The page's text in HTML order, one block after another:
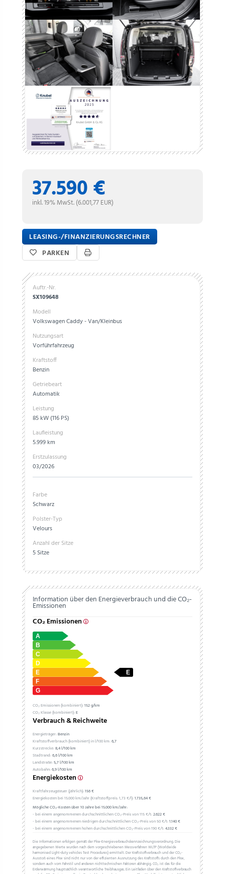
37.590 €
inkl. 19% MwSt. (6.001,77 EUR)
LEASING-/FINANZIERUNGSRECHNER
PARKEN
Auftr.-Nr.
SX109648
Modell
Volkswagen Caddy - Van/Kleinbus
Nutzungsart
Vorführfahrzeug
Kraftstoff
Benzin
Getriebeart
Automatik
Leistung
85 kW (116 PS)
Laufleistung
5.999 km
Erstzulassung
03/2026
Farbe
Schwarz
Polster-Typ
Velours
Anzahl der Sitze
5 Sitze
Information über den Energieverbrauch und die CO₂-
Emissionen
CO₂ Emissionen
CO₂ Emissionen (kombiniert):152 g/km
CO₂ Klasse (kombiniert):E
Verbrauch & Reichweite
Energieträger:Benzin
Kraftstoffverbrauch (kombiniert) in l/100 km:6,7
Kurzstrecke:8,4 l/100 km
Stadtrand:6,6 l/100 km
Landstraße:5,7 l/100 km
Autobahn:6,9 l/100 km
Energiekosten
Kraftfahrzeugsteuer (jährlich):156 €
Energiekosten bei 15.000 km/Jahr (Kraftstoffpreis:1,73€/l):1.735,64 €
Mögliche CO₂-Kosten über 10 Jahre bei 15.000 km/Jahr:
- bei einem angenommenen durchschnittlichen CO₂-Preis von 115 €/t:2.622 €
- bei einem angenommenen niedrigen durchschnittlichen CO₂-Preis von 50 €/t:1.140 €
- bei einem angenommenen hohen durchschnittlichen CO₂-Preis von 190 €/t:4.332 €
Die Informationen erfolgen gemäß der Pkw-Energieverbrauchskennzeichnungsverordnung. Die
angegebenen Werte wurden nach dem vorgeschriebenen Messverfahren WLTP (Worldwide
harmonised Light-duty vehicles Test Procedures) ermittelt. Der Kraftstoffverbrauch und der CO₂-
Ausstoß eines Pkw sind nicht nur von der effizienten Ausnutzung des Kraftstoffs durch den Pkw,
sondern auch vom Fahrstil und anderen nichttechnischen Faktoren abhängig. CO₂ ist das für die
Erderwärmung hauptsächlich verantwortliche Treibhausgas. Ein Leitfaden über den Kraftstoffverbrauch